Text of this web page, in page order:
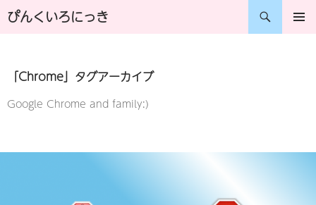
コ
ツ
ぴんくいろにっき
検
「Chrome」タグアーカイブ
Google Chrome and family:)